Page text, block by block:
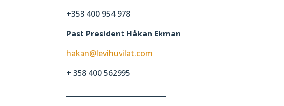
+358 400 954 978
Past President Håkan Ekman
hakan@levihuvilat.com
+ 358 400 562995